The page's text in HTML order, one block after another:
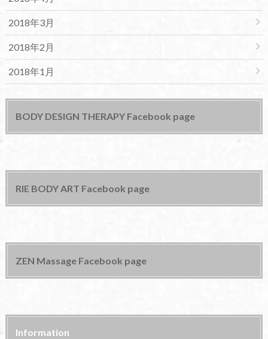
2018年3月
2018年2月
2018年1月
BODY DESIGN THERAPY Facebook page
RIE BODY ART Facebook page
ZEN Massage Facebook page
Information